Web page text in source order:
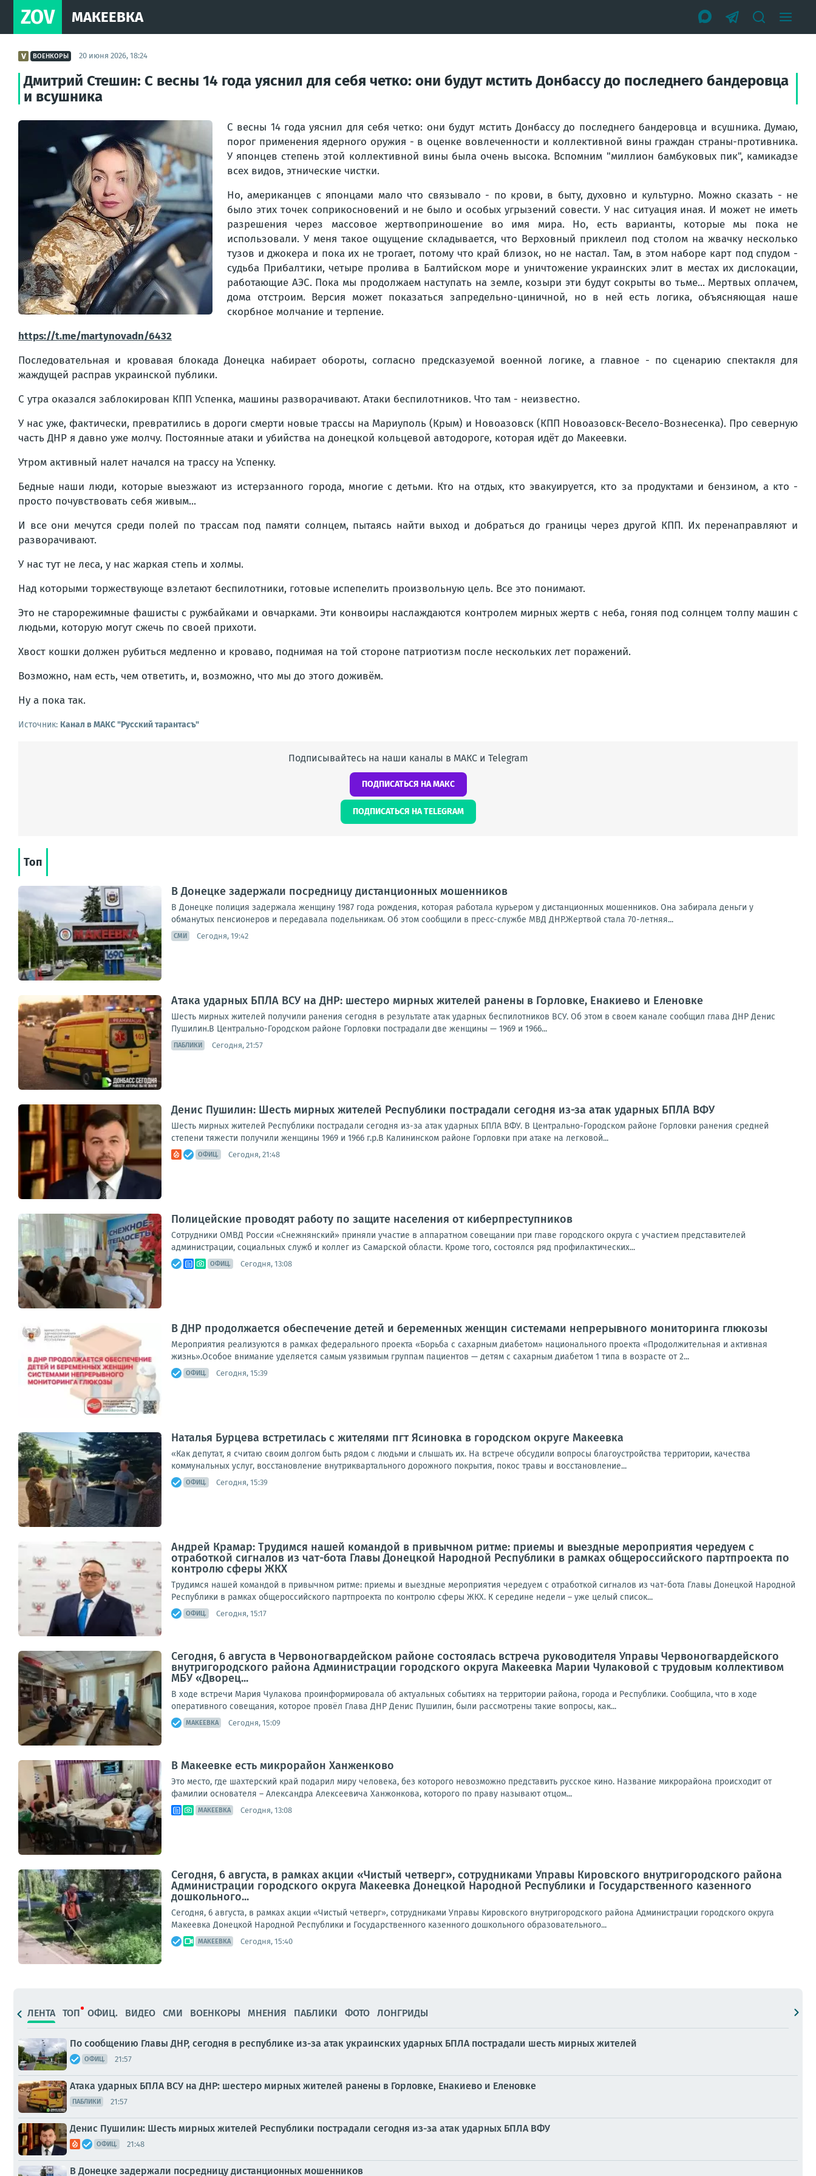
ZOV МАКЕЕВКА
ВОЕНКОРЫ 20 июня 2026, 18:24
Дмитрий Стешин: С весны 14 года уяснил для себя четко: они будут мстить Донбассу до последнего бандеровца
и всушника
С весны 14 года уяснил для себя четко: они будут мстить Донбассу до последнего бандеровца и всушника. Думаю,
порог применения ядерного оружия - в оценке вовлеченности и коллективной вины граждан страны-противника.
У японцев степень этой коллективной вины была очень высока. Вспомним "миллион бамбуковых пик", камикадзе
всех видов, этнические чистки.
Но, американцев с японцами мало что связывало - по крови, в быту, духовно и культурно. Можно сказать - не
было этих точек соприкосновений и не было и особых угрызений совести. У нас ситуация иная. И может не иметь
разрешения через массовое жертвоприношение во имя мира. Но, есть варианты, которые мы пока не
использовали. У меня такое ощущение складывается, что Верховный приклеил под столом на жвачку несколько
тузов и джокера и пока их не трогает, потому что край близок, но не настал. Там, в этом наборе карт под спудом -
судьба Прибалтики, четыре пролива в Балтийском море и уничтожение украинских элит в местах их дислокации,
работающие АЭС. Пока мы продолжаем наступать на земле, козыри эти будут сокрыты во тьме... Мертвых оплачем,
дома отстроим. Версия может показаться запредельно-циничной, но в ней есть логика, объясняющая наше
скорбное молчание и терпение.
https://t.me/martynovadn/6432
Последовательная и кровавая блокада Донецка набирает обороты, согласно предсказуемой военной логике, а главное - по сценарию спектакля для
жаждущей расправ украинской публики.
С утра оказался заблокирован КПП Успенка, машины разворачивают. Атаки беспилотников. Что там - неизвестно.
У нас уже, фактически, превратились в дороги смерти новые трассы на Мариуполь (Крым) и Новоазовск (КПП Новоазовск-Весело-Вознесенка). Про северную
часть ДНР я давно уже молчу. Постоянные атаки и убийства на донецкой кольцевой автодороге, которая идёт до Макеевки.
Утром активный налет начался на трассу на Успенку.
Бедные наши люди, которые выезжают из истерзанного города, многие с детьми. Кто на отдых, кто эвакуируется, кто за продуктами и бензином, а кто -
просто почувствовать себя живым...
И все они мечутся среди полей по трассам под памяти солнцем, пытаясь найти выход и добраться до границы через другой КПП. Их перенаправляют и
разворачивают.
У нас тут не леса, у нас жаркая степь и холмы.
Над которыми торжествующе взлетают беспилотники, готовые испепелить произвольную цель. Все это понимают.
Это не старорежимные фашисты с ружбайками и овчарками. Эти конвоиры наслаждаются контролем мирных жертв с неба, гоняя под солнцем толпу машин с
людьми, которую могут сжечь по своей прихоти.
Хвост кошки должен рубиться медленно и кроваво, поднимая на той стороне патриотизм после нескольких лет поражений.
Возможно, нам есть, чем ответить, и, возможно, что мы до этого доживём.
Ну а пока так.
Источник: Канал в МАКС "Русский тарантасъ"
Подписывайтесь на наши каналы в МАКС и Telegram
ПОДПИСАТЬСЯ НА МАКС
ПОДПИСАТЬСЯ НА TELEGRAM
Топ
В Донецке задержали посредницу дистанционных мошенников
В Донецке полиция задержала женщину 1987 года рождения, которая работала курьером у дистанционных мошенников. Она забирала деньги у
обманутых пенсионеров и передавала подельникам. Об этом сообщили в пресс-службе МВД ДНР.Жертвой стала 70-летняя...
СМИ Сегодня, 19:42
Атака ударных БПЛА ВСУ на ДНР: шестеро мирных жителей ранены в Горловке, Енакиево и Еленовке
Шесть мирных жителей получили ранения сегодня в результате атак ударных беспилотников ВСУ. Об этом в своем канале сообщил глава ДНР Денис
Пушилин.В Центрально-Городском районе Горловки пострадали две женщины — 1969 и 1966...
ПАБЛИКИ Сегодня, 21:57
Денис Пушилин: Шесть мирных жителей Республики пострадали сегодня из-за атак ударных БПЛА ВФУ
Шесть мирных жителей Республики пострадали сегодня из-за атак ударных БПЛА ВФУ. В Центрально-Городском районе Горловки ранения средней
степени тяжести получили женщины 1969 и 1966 г.р.В Калининском районе Горловки при атаке на легковой...
ОФИЦ. Сегодня, 21:48
Полицейские проводят работу по защите населения от киберпреступников
Сотрудники ОМВД России «Снежнянский» приняли участие в аппаратном совещании при главе городского округа с участием представителей
администрации, социальных служб и коллег из Самарской области. Кроме того, состоялся ряд профилактических...
ОФИЦ. Сегодня, 13:08
В ДНР продолжается обеспечение детей и беременных женщин системами непрерывного мониторинга глюкозы
Мероприятия реализуются в рамках федерального проекта «Борьба с сахарным диабетом» национального проекта «Продолжительная и активная
жизнь».Особое внимание уделяется самым уязвимым группам пациентов — детям с сахарным диабетом 1 типа в возрасте от 2...
ОФИЦ. Сегодня, 15:39
Наталья Бурцева встретилась с жителями пгт Ясиновка в городском округе Макеевка
«Как депутат, я считаю своим долгом быть рядом с людьми и слышать их. На встрече обсудили вопросы благоустройства территории, качества
коммунальных услуг, восстановление внутриквартального дорожного покрытия, покос травы и восстановление...
ОФИЦ. Сегодня, 15:39
Андрей Крамар: Трудимся нашей командой в привычном ритме: приемы и выездные мероприятия чередуем с
отработкой сигналов из чат-бота Главы Донецкой Народной Республики в рамках общероссийского партпроекта по
контролю сферы ЖКХ
Трудимся нашей командой в привычном ритме: приемы и выездные мероприятия чередуем с отработкой сигналов из чат-бота Главы Донецкой Народной
Республики в рамках общероссийского партпроекта по контролю сферы ЖКХ. К середине недели – уже целый список...
ОФИЦ. Сегодня, 15:17
Сегодня, 6 августа в Червоногвардейском районе состоялась встреча руководителя Управы Червоногвардейского
внутригородского района Администрации городского округа Макеевка Марии Чулаковой с трудовым коллективом
МБУ «Дворец...
В ходе встречи Мария Чулакова проинформировала об актуальных событиях на территории района, города и Республики. Сообщила, что в ходе
оперативного совещания, которое провёл Глава ДНР Денис Пушилин, были рассмотрены такие вопросы, как...
МАКЕЕВКА Сегодня, 15:09
В Макеевке есть микрорайон Ханженково
Это место, где шахтерский край подарил миру человека, без которого невозможно представить русское кино. Название микрорайона происходит от
фамилии основателя – Александра Алексеевича Ханжонкова, которого по праву называют отцом...
МАКЕЕВКА Сегодня, 13:08
Сегодня, 6 августа, в рамках акции «Чистый четверг», сотрудниками Управы Кировского внутригородского района
Администрации городского округа Макеевка Донецкой Народной Республики и Государственного казенного
дошкольного...
Сегодня, 6 августа, в рамках акции «Чистый четверг», сотрудниками Управы Кировского внутригородского района Администрации городского округа
Макеевка Донецкой Народной Республики и Государственного казенного дошкольного образовательного...
МАКЕЕВКА Сегодня, 15:40
ЛЕНТА ТОП ОФИЦ. ВИДЕО СМИ ВОЕНКОРЫ МНЕНИЯ ПАБЛИКИ ФОТО ЛОНГРИДЫ
По сообщению Главы ДНР, сегодня в республике из-за атак украинских ударных БПЛА пострадали шесть мирных жителей
ОФИЦ. 21:57
Атака ударных БПЛА ВСУ на ДНР: шестеро мирных жителей ранены в Горловке, Енакиево и Еленовке
ПАБЛИКИ 21:57
Денис Пушилин: Шесть мирных жителей Республики пострадали сегодня из-за атак ударных БПЛА ВФУ
ОФИЦ. 21:48
В Донецке задержали посредницу дистанционных мошенников